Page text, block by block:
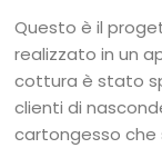
Questo è il
realizzato in un
cottura è stato
clienti di
cartongesso che